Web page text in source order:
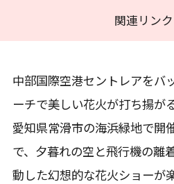
関連リンク
中部国際空港セントレアをバ
ーチで美しい花火が打ち揚が
愛知県常滑市の海浜緑地で開
で、夕暮れの空と飛行機の離
動した幻想的な花火ショーが